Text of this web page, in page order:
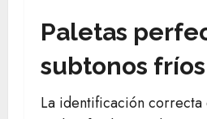
Paletas
subtonos fríos
La identificación correcta